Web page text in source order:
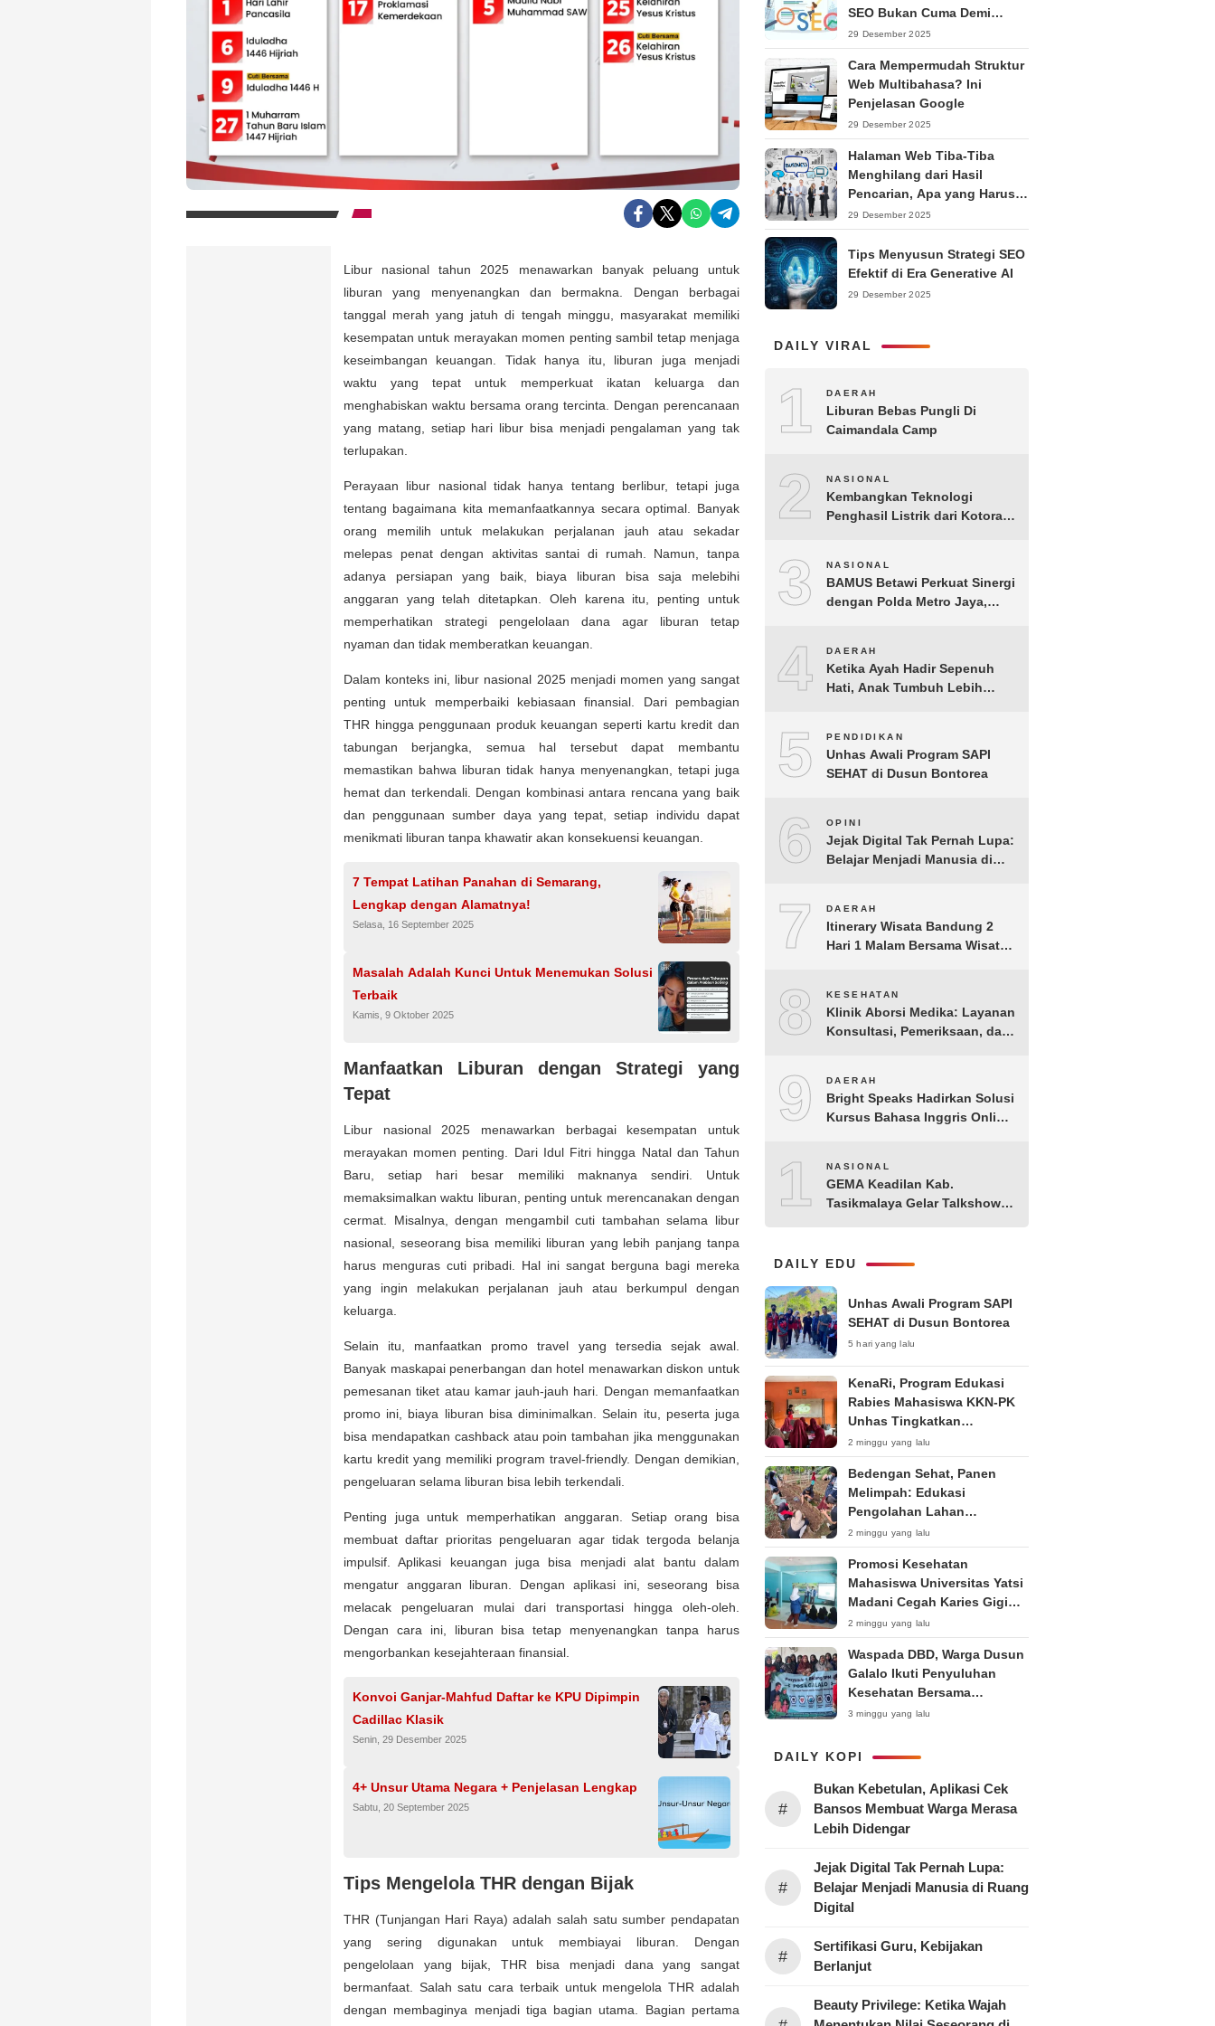
Libur nasional tahun 2025 menawarkan banyak peluang untuk
liburan yang menyenangkan dan bermakna. Dengan berbagai
tanggal merah yang jatuh di tengah minggu, masyarakat memiliki
kesempatan untuk merayakan momen penting sambil tetap menjaga
keseimbangan keuangan. Tidak hanya itu, liburan juga menjadi
waktu yang tepat untuk memperkuat ikatan keluarga dan
menghabiskan waktu bersama orang tercinta. Dengan perencanaan
yang matang, setiap hari libur bisa menjadi pengalaman yang tak
terlupakan.
Perayaan libur nasional tidak hanya tentang berlibur, tetapi juga
tentang bagaimana kita memanfaatkannya secara optimal. Banyak
orang memilih untuk melakukan perjalanan jauh atau sekadar
melepas penat dengan aktivitas santai di rumah. Namun, tanpa
adanya persiapan yang baik, biaya liburan bisa saja melebihi
anggaran yang telah ditetapkan. Oleh karena itu, penting untuk
memperhatikan strategi pengelolaan dana agar liburan tetap
nyaman dan tidak memberatkan keuangan.
Dalam konteks ini, libur nasional 2025 menjadi momen yang sangat
penting untuk memperbaiki kebiasaan finansial. Dari pembagian
THR hingga penggunaan produk keuangan seperti kartu kredit dan
tabungan berjangka, semua hal tersebut dapat membantu
memastikan bahwa liburan tidak hanya menyenangkan, tetapi juga
hemat dan terkendali. Dengan kombinasi antara rencana yang baik
dan penggunaan sumber daya yang tepat, setiap individu dapat
menikmati liburan tanpa khawatir akan konsekuensi keuangan.
7 Tempat Latihan Panahan di Semarang,
Lengkap dengan Alamatnya!
Selasa, 16 September 2025
Masalah Adalah Kunci Untuk Menemukan Solusi
Terbaik
Kamis, 9 Oktober 2025
Manfaatkan Liburan dengan Strategi yang
Tepat
Libur nasional 2025 menawarkan berbagai kesempatan untuk
merayakan momen penting. Dari Idul Fitri hingga Natal dan Tahun
Baru, setiap hari besar memiliki maknanya sendiri. Untuk
memaksimalkan waktu liburan, penting untuk merencanakan dengan
cermat. Misalnya, dengan mengambil cuti tambahan selama libur
nasional, seseorang bisa memiliki liburan yang lebih panjang tanpa
harus menguras cuti pribadi. Hal ini sangat berguna bagi mereka
yang ingin melakukan perjalanan jauh atau berkumpul dengan
keluarga.
Selain itu, manfaatkan promo travel yang tersedia sejak awal.
Banyak maskapai penerbangan dan hotel menawarkan diskon untuk
pemesanan tiket atau kamar jauh-jauh hari. Dengan memanfaatkan
promo ini, biaya liburan bisa diminimalkan. Selain itu, peserta juga
bisa mendapatkan cashback atau poin tambahan jika menggunakan
kartu kredit yang memiliki program travel-friendly. Dengan demikian,
pengeluaran selama liburan bisa lebih terkendali.
Penting juga untuk memperhatikan anggaran. Setiap orang bisa
membuat daftar prioritas pengeluaran agar tidak tergoda belanja
impulsif. Aplikasi keuangan juga bisa menjadi alat bantu dalam
mengatur anggaran liburan. Dengan aplikasi ini, seseorang bisa
melacak pengeluaran mulai dari transportasi hingga oleh-oleh.
Dengan cara ini, liburan bisa tetap menyenangkan tanpa harus
mengorbankan kesejahteraan finansial.
Konvoi Ganjar-Mahfud Daftar ke KPU Dipimpin
Cadillac Klasik
Senin, 29 Desember 2025
4+ Unsur Utama Negara + Penjelasan Lengkap
Sabtu, 20 September 2025
Tips Mengelola THR dengan Bijak
THR (Tunjangan Hari Raya) adalah salah satu sumber pendapatan
yang sering digunakan untuk membiayai liburan. Dengan
pengelolaan yang bijak, THR bisa menjadi dana yang sangat
bermanfaat. Salah satu cara terbaik untuk mengelola THR adalah
dengan membaginya menjadi tiga bagian utama. Bagian pertama
SEO Bukan Cuma Demi
Ranking
29 Desember 2025
Cara Mempermudah Struktur
Web Multibahasa? Ini
Penjelasan Google
29 Desember 2025
Halaman Web Tiba-Tiba
Menghilang dari Hasil
Pencarian, Apa yang Harus
Dilakukan?
29 Desember 2025
Tips Menyusun Strategi SEO
Efektif di Era Generative AI
29 Desember 2025
DAILY VIRAL
1 DAERAH
Liburan Bebas Pungli Di
Caimandala Camp
2 NASIONAL
Kembangkan Teknologi
Penghasil Listrik dari Kotoran
3 NASIONAL
BAMUS Betawi Perkuat Sinergi
dengan Polda Metro Jaya,
Kondusif Jelang HUT ke-81
Republik Indonesia
4 DAERAH
Ketika Ayah Hadir Sepenuh
Hati, Anak Tumbuh Lebih
5 PENDIDIKAN
Unhas Awali Program SAPI
SEHAT di Dusun Bontorea
6 OPINI
Jejak Digital Tak Pernah Lupa:
Belajar Menjadi Manusia di
7 DAERAH
Itinerary Wisata Bandung 2
Hari 1 Malam Bersama Wisata
8 KESEHATAN
Klinik Aborsi Medika: Layanan
Konsultasi, Pemeriksaan, dan
9 DAERAH
Bright Speaks Hadirkan Solusi
Kursus Bahasa Inggris Online
Bicara
10NASIONAL
GEMA Keadilan Kab.
Tasikmalaya Gelar Talkshow
Negara di Era Post-Truth”
DAILY EDU
Unhas Awali Program SAPI
SEHAT di Dusun Bontorea
5 hari yang lalu
KenaRi, Program Edukasi
Rabies Mahasiswa KKN-PK
Unhas Tingkatkan
Kesadaran Siswa SD Negeri 4
Maccorawalie
2 minggu yang lalu
Bedengan Sehat, Panen
Melimpah: Edukasi
Pengolahan Lahan
Bedengan Organik bagi KWT
dan Ibu PKK RT 04 RW 01
Kelurahan Pakintelan
2 minggu yang lalu
Promosi Kesehatan
Mahasiswa Universitas Yatsi
Madani Cegah Karies Gigi
Anak
2 minggu yang lalu
Waspada DBD, Warga Dusun
Galalo Ikuti Penyuluhan
Kesehatan Bersama
Mahasiswa Pemberdayaan
Surabaya 2026
3 minggu yang lalu
DAILY KOPI
#
Bukan Kebetulan, Aplikasi Cek
Bansos Membuat Warga Merasa
Lebih Didengar
#
Jejak Digital Tak Pernah Lupa:
Belajar Menjadi Manusia di Ruang
Digital
#
Sertifikasi Guru, Kebijakan
Berlanjut
Beauty Privilege: Ketika Wajah